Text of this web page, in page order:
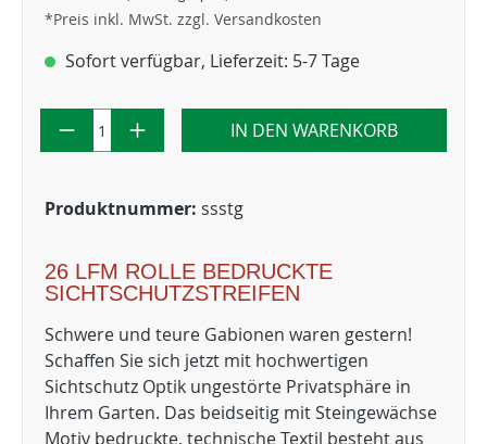
*Preis inkl. MwSt. zzgl. Versandkosten
Sofort verfügbar, Lieferzeit: 5-7 Tage
IN DEN WARENKORB
Produktnummer: ssstg
26 LFM ROLLE BEDRUCKTE
SICHTSCHUTZSTREIFEN
Schwere und teure Gabionen waren gestern!
Schaffen Sie sich jetzt mit hochwertigen
Sichtschutz Optik ungestörte Privatsphäre in
Ihrem Garten. Das beidseitig mit Steingewächse
Motiv bedruckte, technische Textil besteht aus